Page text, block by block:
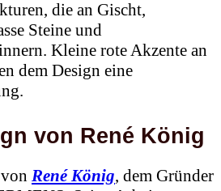
die an Gischt,
Steine und
Kleine rote Akzente an
dem Design eine
von René König
René König, dem Gründer